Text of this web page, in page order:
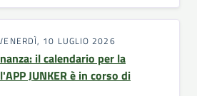
10 LUGLIO 2026
il calendario per la
JUNKER è in corso di